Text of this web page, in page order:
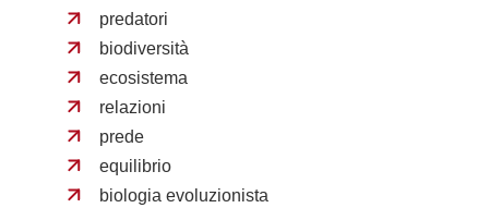
predatori
biodiversità
ecosistema
relazioni
prede
equilibrio
biologia evoluzionista